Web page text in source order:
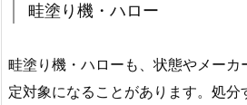
畦塗り機・ハロー
畦塗り機・ハローも、状態やメーカ
定対象になることがあります。処